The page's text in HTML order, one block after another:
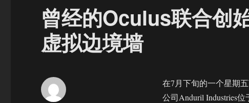
曾经的Oculus联合创
虚拟边境墙
在7月下旬的一个星期
公司Anduril Industries